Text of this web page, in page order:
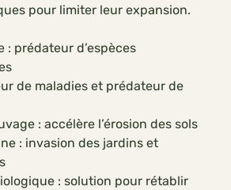
pour limiter leur expansion.
: prédateur d’espèces
de maladies et prédateur de
: accélère l’érosion des sols
: invasion des jardins et
: solution pour rétablir